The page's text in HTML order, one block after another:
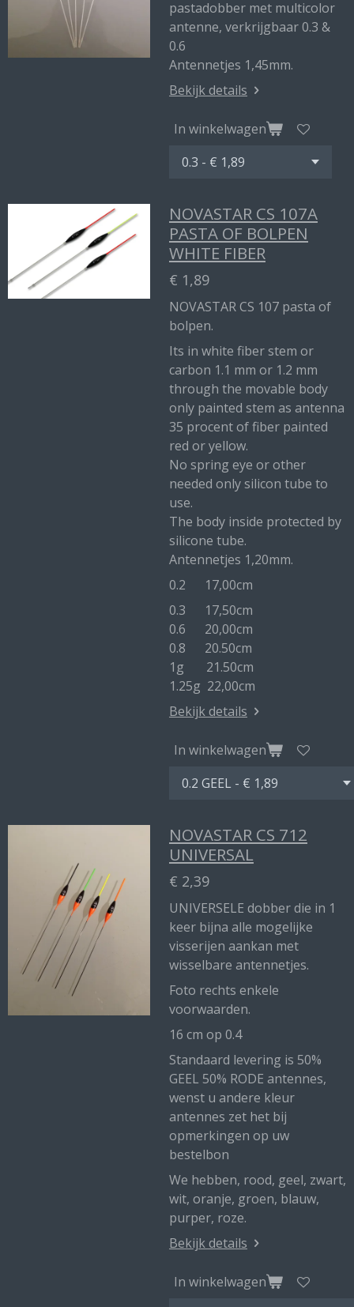
pastadobber met multicolor
antenne, verkrijgbaar 0.3 &
0.6
Antennetjes 1,45mm.
Bekijk details
In winkelwagen
NOVASTAR CS 107A
PASTA OF BOLPEN
WHITE FIBER
€ 1,89
NOVASTAR CS 107 pasta of
bolpen.
Its in white fiber stem or
carbon 1.1 mm or 1.2 mm
through the movable body
only painted stem as antenna
35 procent of fiber painted
red or yellow.
No spring eye or other
needed only silicon tube to
use.
The body inside protected by
silicone tube.
Antennetjes 1,20mm.
0.2 17,00cm
0.3 17,50cm
0.6 20,00cm
0.8 20.50cm
1g 21.50cm
1.25g 22,00cm
Bekijk details
In winkelwagen
NOVASTAR CS 712
UNIVERSAL
€ 2,39
UNIVERSELE dobber die in 1
keer bijna alle mogelijke
visserijen aankan met
wisselbare antennetjes.
Foto rechts enkele
voorwaarden.
16 cm op 0.4
Standaard levering is 50%
GEEL 50% RODE antennes,
wenst u andere kleur
antennes zet het bij
opmerkingen op uw
bestelbon
We hebben, rood, geel, zwart,
wit, oranje, groen, blauw,
purper, roze.
Bekijk details
In winkelwagen